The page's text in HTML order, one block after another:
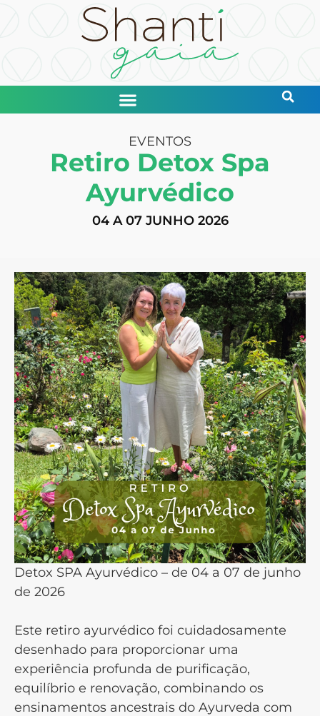
EVENTOS
Retiro Detox Spa
Ayurvédico
04 A 07 JUNHO 2026
Detox SPA Ayurvédico – de 04 a 07 de junho
de 2026
Este retiro ayurvédico foi cuidadosamente
desenhado para proporcionar uma
experiência profunda de purificação,
equilíbrio e renovação, combinando os
ensinamentos ancestrais do Ayurveda com